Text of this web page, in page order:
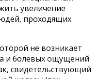
увеличение
проходящих
не возникает
и болевых ощущений
свидетельствующий